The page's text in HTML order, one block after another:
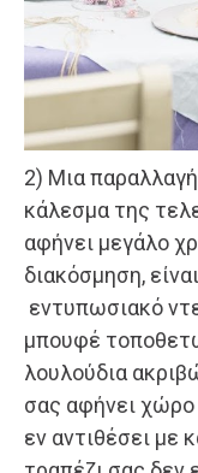
2) Μια
κάλεσμα της
αφήνει μεγάλο
διακόσμηση,
εντυπωσιακό
μπουφέ
λουλούδια
σας αφήνει χώρο
εν αντιθέσει με